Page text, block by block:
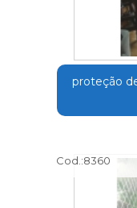
proteção
Cod.:8360